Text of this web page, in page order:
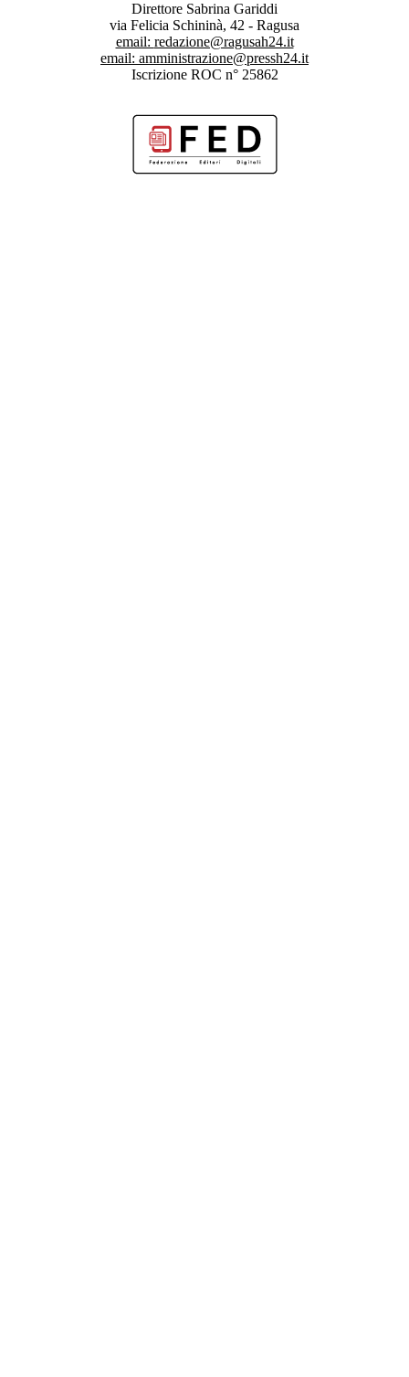
Direttore Sabrina Gariddi
via Felicia Schininà, 42 - Ragusa
email: redazione@ragusah24.it
email: amministrazione@pressh24.it
Iscrizione ROC n° 25862